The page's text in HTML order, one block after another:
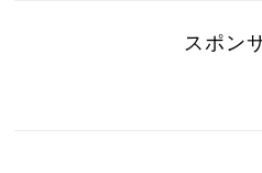
スポン